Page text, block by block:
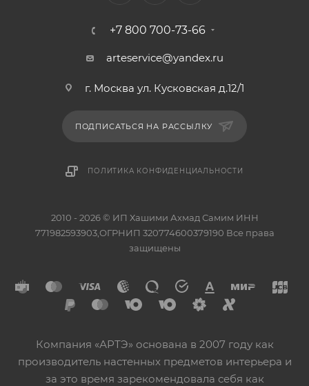
+7 800 700-73-66
arteservice@yandex.ru
г. Москва ул. Кусковская д.12/1
ПОДПИСАТЬСЯ НА РАССЫЛКУ
ПОЛИТИКА КОНФИДЕНЦИАЛЬНОСТИ
2010 - 2026 © ИП Хашими Ахмад Самим ИНН
771982593903,ОГРНИП 320774600379190 Все права
защищены
Компания «АРТЭ» основана в 2007 году как
производитель настенных предметов интерьера и
за это время зарекомендовала себя как